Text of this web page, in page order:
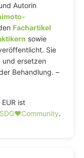
Autorin
Fachartikel
sowie
Sie
und ersetzen
Behandlung. –
ist
SDG♥️Community.